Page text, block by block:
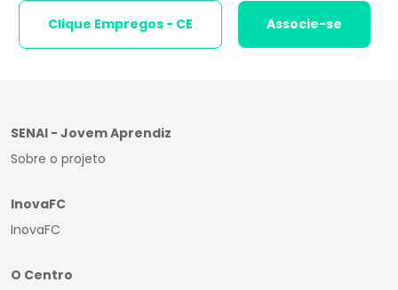
Clique Empregos - CE Associe-se
SENAI - Jovem Aprendiz
Sobre o projeto
InovaFC
InovaFC
O Centro